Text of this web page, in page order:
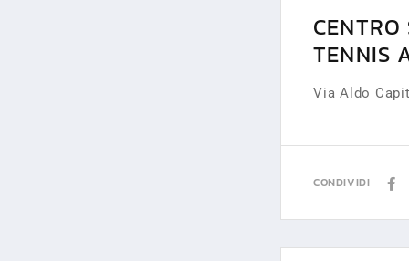
TENNIS
Via Aldo
CONDIVIDI